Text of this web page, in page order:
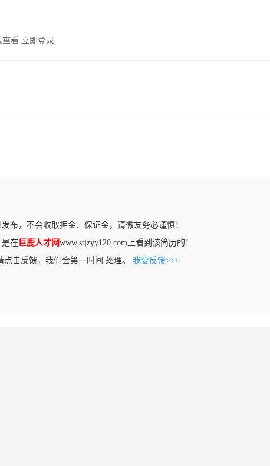
查看 立即登录
布，不会收取押金、保证金，请微友务必谨慎！
是在 巨鹿人才网www.stjzyy120.com上看到该简历的！
点击反馈，我们会第一时间 处理。 我要反馈>>>